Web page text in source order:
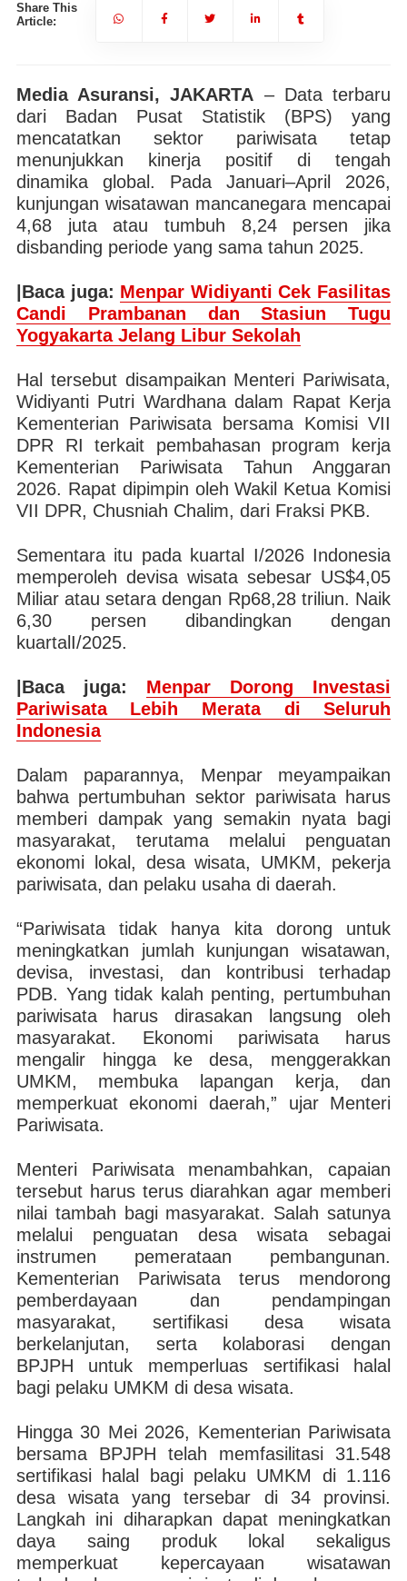
Share This
Article:
Media Asuransi, JAKARTA – Data terbaru
dari Badan Pusat Statistik (BPS) yang
mencatatkan sektor pariwisata tetap
menunjukkan kinerja positif di tengah
dinamika global. Pada Januari–April 2026,
kunjungan wisatawan mancanegara mencapai
4,68 juta atau tumbuh 8,24 persen jika
disbanding periode yang sama tahun 2025.
|Baca juga: Menpar Widiyanti Cek Fasilitas
Candi Prambanan dan Stasiun Tugu
Yogyakarta Jelang Libur Sekolah
Hal tersebut disampaikan Menteri Pariwisata,
Widiyanti Putri Wardhana dalam Rapat Kerja
Kementerian Pariwisata bersama Komisi VII
DPR RI terkait pembahasan program kerja
Kementerian Pariwisata Tahun Anggaran
2026. Rapat dipimpin oleh Wakil Ketua Komisi
VII DPR, Chusniah Chalim, dari Fraksi PKB.
Sementara itu pada kuartal I/2026 Indonesia
memperoleh devisa wisata sebesar US$4,05
Miliar atau setara dengan Rp68,28 triliun. Naik
6,30 persen dibandingkan dengan
kuartalI/2025.
|Baca juga: Menpar Dorong Investasi
Pariwisata Lebih Merata di Seluruh
Indonesia
Dalam paparannya, Menpar meyampaikan
bahwa pertumbuhan sektor pariwisata harus
memberi dampak yang semakin nyata bagi
masyarakat, terutama melalui penguatan
ekonomi lokal, desa wisata, UMKM, pekerja
pariwisata, dan pelaku usaha di daerah.
“Pariwisata tidak hanya kita dorong untuk
meningkatkan jumlah kunjungan wisatawan,
devisa, investasi, dan kontribusi terhadap
PDB. Yang tidak kalah penting, pertumbuhan
pariwisata harus dirasakan langsung oleh
masyarakat. Ekonomi pariwisata harus
mengalir hingga ke desa, menggerakkan
UMKM, membuka lapangan kerja, dan
memperkuat ekonomi daerah,” ujar Menteri
Pariwisata.
Menteri Pariwisata menambahkan, capaian
tersebut harus terus diarahkan agar memberi
nilai tambah bagi masyarakat. Salah satunya
melalui penguatan desa wisata sebagai
instrumen pemerataan pembangunan.
Kementerian Pariwisata terus mendorong
pemberdayaan dan pendampingan
masyarakat, sertifikasi desa wisata
berkelanjutan, serta kolaborasi dengan
BPJPH untuk memperluas sertifikasi halal
bagi pelaku UMKM di desa wisata.
Hingga 30 Mei 2026, Kementerian Pariwisata
bersama BPJPH telah memfasilitasi 31.548
sertifikasi halal bagi pelaku UMKM di 1.116
desa wisata yang tersebar di 34 provinsi.
Langkah ini diharapkan dapat meningkatkan
daya saing produk lokal sekaligus
memperkuat kepercayaan wisatawan